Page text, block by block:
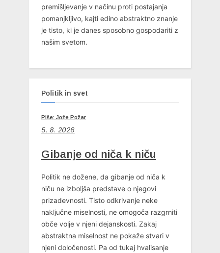
premišljevanje v načinu proti postajanja
pomanjkljivo, kajti edino abstraktno znanje
je tisto, ki je danes sposobno gospodariti z
našim svetom.
Politik in svet
Piše: Jože Požar
5. 8. 2026
Gibanje od niča k niču
Politik ne dožene, da gibanje od niča k
niču ne izboljša predstave o njegovi
prizadevnosti. Tisto odkrivanje neke
naključne miselnosti, ne omogoča razgrniti
obče volje v njeni dejanskosti. Zakaj
abstraktna miselnost ne pokaže stvari v
njeni določenosti. Pa od tukaj hvalisanje